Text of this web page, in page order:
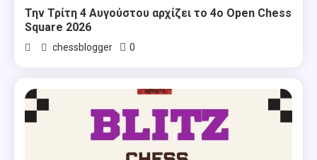
Την Τρίτη 4 Αυγούστου αρχίζει το 4ο Open Chess
Square 2026
chessblogger 0